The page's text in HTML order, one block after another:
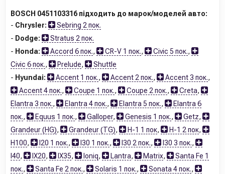
BOSCH 0451103316 підходить до марок/моделей авто:
- Chrysler:
Sebring 2 пок.
- Dodge:
Stratus 2 пок.
- Honda: Accord 6 пок., CR-V 1 пок., Civic 5 пок.,
Civic 6 пок., Prelude,
Shuttle
- Hyundai: Accent 1 пок., Accent 2 пок., Accent 3 пок.,
Accent 4 пок., Coupe 1 пок., Coupe 2 пок., Creta,
Elantra 3 пок., Elantra 4 пок., Elantra 5 пок.,
Elantra 6
пок., Equus 1 пок., Galloper, Genesis 1 пок., Getz,
Grandeur (HG), Grandeur (TG), H-1 1 пок, H-1 2 пок,
H100, I20 1 пок., I30 1 пок., I30 2 пок., I30 3 пок.,
I40, IX20, IX35, Ioniq, Lantra, Matrix,
Santa Fe 1
пок., Santa Fe 2 пок., Solaris 1 пок., Sonata 4 пок.,